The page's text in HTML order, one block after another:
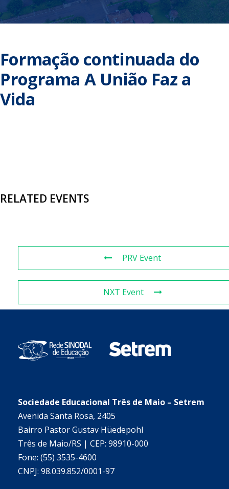
Formação continuada do
Programa A União Faz a
Vida
RELATED EVENTS
PRV Event
NXT Event
Sociedade Educacional Três de Maio – Setrem
Avenida Santa Rosa, 2405
Bairro Pastor Gustav Hüedepohl
Três de Maio/RS | CEP: 98910-000
Fone: (55) 3535-4600
CNPJ: 98.039.852/0001-97